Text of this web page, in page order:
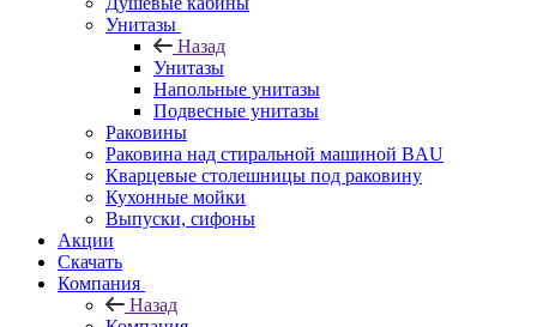
Унитазы
Назад
Унитазы
Напольные унитазы
Подвесные унитазы
Раковины
Раковина над стиральной машиной BAU
Кварцевые столешницы под раковину
Кухонные мойки
Выпуски, сифоны
Акции
Скачать
Компания
Назад